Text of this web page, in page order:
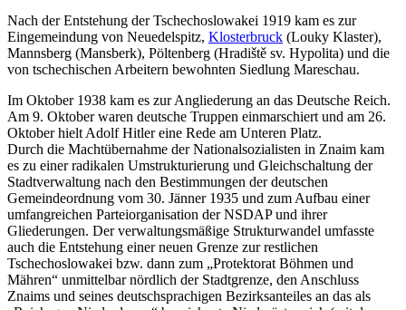
Nach der Entstehung der Tschechoslowakei 1919 kam es zur
Eingemeindung von Neuedelspitz, Klosterbruck (Louky Klaster),
Mannsberg (Mansberk), Pöltenberg (Hradiště sv. Hypolita) und die
von tschechischen Arbeitern bewohnten Siedlung Mareschau.
Im Oktober 1938 kam es zur Angliederung an das Deutsche Reich.
Am 9. Oktober waren deutsche Truppen einmarschiert und am 26.
Oktober hielt Adolf Hitler eine Rede am Unteren Platz.
Durch die Machtübernahme der Nationalsozialisten in Znaim kam
es zu einer radikalen Umstrukturierung und Gleichschaltung der
Stadtverwaltung nach den Bestimmungen der deutschen
Gemeindeordnung vom 30. Jänner 1935 und zum Aufbau einer
umfangreichen Parteiorganisation der NSDAP und ihrer
Gliederungen. Der verwaltungsmäßige Strukturwandel umfasste
auch die Entstehung einer neuen Grenze zur restlichen
Tschechoslowakei bzw. dann zum „Protektorat Böhmen und
Mähren“ unmittelbar nördlich der Stadtgrenze, den Anschluss
Znaims und seines deutschsprachigen Bezirksanteiles an das als